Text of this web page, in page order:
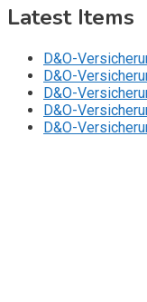
Latest Items
D&O-
D&O-
D&O-
D&O-
D&O-